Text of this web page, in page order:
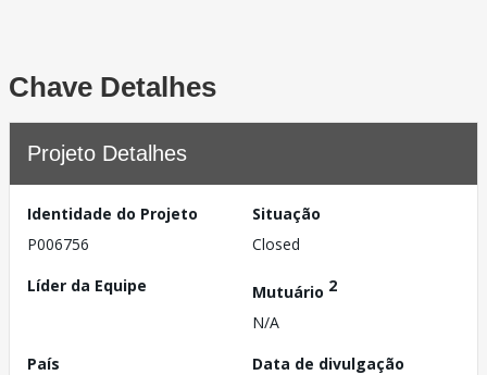
Chave Detalhes
Projeto Detalhes
Identidade do Projeto
P006756
Situação
Closed
Líder da Equipe
Mutuário 2
N/A
País
Data de divulgação